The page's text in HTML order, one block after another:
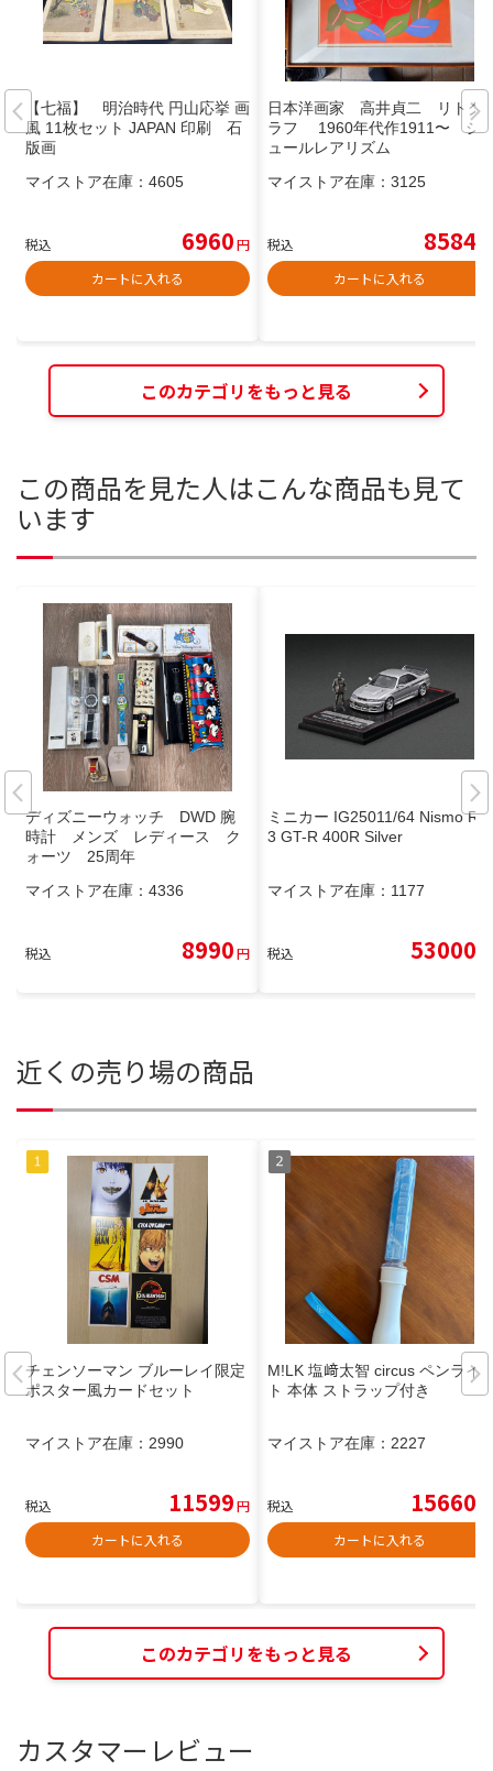
【七福】 明治時代 円山応挙 画
風 11枚セット JAPAN 印刷 石
版画
マイストア在庫： 4605
税込 6960円
カートに入れる
日本洋画家 高井貞二 リトグ
ラフ 1960年代作1911〜 シ
ュールレアリズム
マイストア在庫： 3125
税込 8584
カートに入れる
このカテゴリをもっと見る
この商品を見た人はこんな商品も見て
います
ディズニーウォッチ DWD 腕
時計 メンズ レディース ク
ォーツ 25周年
マイストア在庫： 4336
税込 8990円
ミニカー IG25011/64 Nismo R3
3 GT-R 400R Silver
マイストア在庫： 1177
税込 53000
近くの売り場の商品
チェンソーマン ブルーレイ限定
ポスター風カードセット
マイストア在庫： 2990
税込 11599円
カートに入れる
M!LK 塩﨑太智 circus ペンライ
ト 本体 ストラップ付き
マイストア在庫： 2227
税込 15660
カートに入れる
このカテゴリをもっと見る
カスタマーレビュー